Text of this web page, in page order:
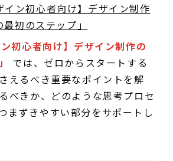
ン初心者向け】デザイン制作
最初のステップ」
初心者向け】デザイン制作の
では、ゼロからスタートする
えるべき重要なポイントを解
べきか、どのような思考プロセ
ずきやすい部分をサポートし